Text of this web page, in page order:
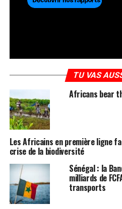
TU VAS
Africans bear
Les Africains en première ligne
crise de la biodiversité
Sénégal : la
milliards de
transports